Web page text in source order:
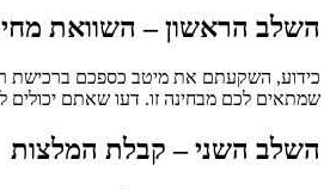
השלב הראשון – השוואת
כידוע, השקעתם את מיטב כספכם ברכישת
שמתאים לכם מבחינה זו. דעו שאתם יכולים
השלב השני – קבלת המלצות